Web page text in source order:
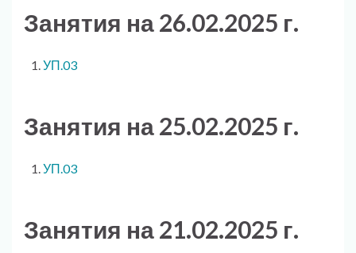
Занятия на 26.02.2025 г.
УП.03
Занятия на 25.02.2025 г.
УП.03
Занятия на 21.02.2025 г.